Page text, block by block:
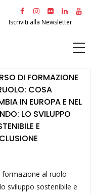
Iscriviti alla Newsletter
DI FORMAZIONE
COSA
IN EUROPA E NEL
LO SVILUPPO
E
formazione al ruolo
sviluppo sostenibile e